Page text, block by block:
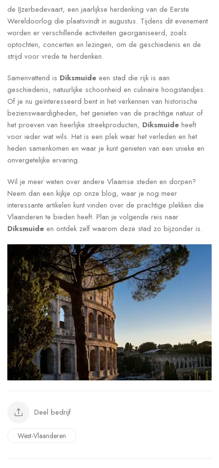
de IJzerbedevaart, een jaarlijkse herdenking van de Eerste
Wereldoorlog die plaatsvindt in augustus. Tijdens dit evenement
worden er verschillende activiteiten georganiseerd, zoals
optochten, concerten en lezingen, om de geschiedenis en de
strijd voor vrede te herdenken.
Samenvattend is Diksmuide een stad die rijk is aan
geschiedenis, natuurlijke schoonheid en culinaire hoogstandjes.
Of je nu geïnteresseerd bent in het verkennen van historische
bezienswaardigheden, het genieten van de prachtige natuur of
het proeven van heerlijke streekproducten, Diksmuide heeft
voor ieder wat wils. Het is een plek waar het verleden en het
heden samenkomen en waar je kunt genieten van een unieke en
onvergetelijke ervaring.
Wil je meer weten over andere Vlaamse steden en dorpen?
Neem dan een kijkje op onze blog, waar je nog meer
interessante artikelen kunt vinden over de prachtige plekken die
Vlaanderen te bieden heeft. Plan je volgende reis naar
Diksmuide en ontdek zelf waarom deze stad zo bijzonder is.
Deel bedrijf
West-Vlaanderen